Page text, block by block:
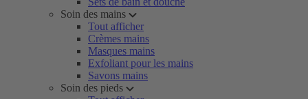
Soin des mains
Tout afficher
Crèmes mains
Masques mains
Exfoliant pour les mains
Savons mains
Soin des pieds